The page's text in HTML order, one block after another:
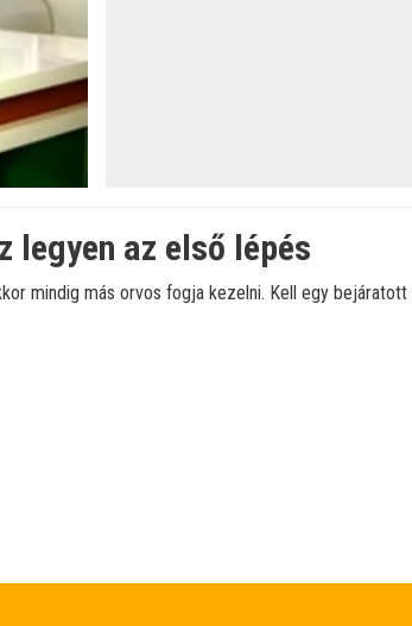
legyen az első lépés
mindig más orvos fogja kezelni. Kell egy bejáratott